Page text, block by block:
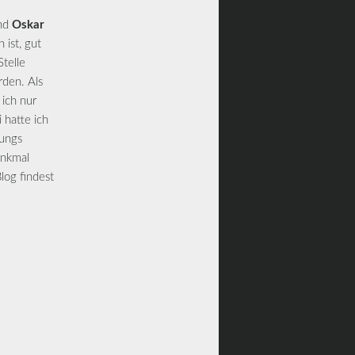
Oskar
ist, gut
Als
nur
hatte ich
findest